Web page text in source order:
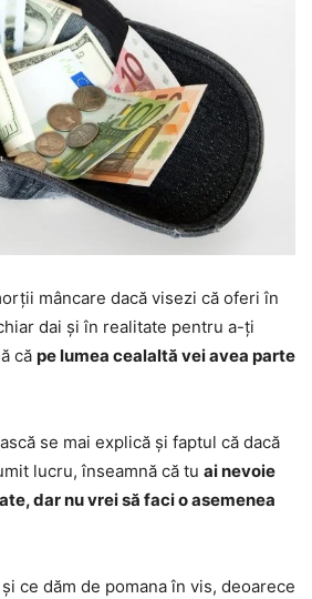
mâncare dacă visezi că oferi în
dai și în realitate pentru a-ți
că pe lumea cealaltă vei avea parte
se mai explică și faptul că dacă
lucru, înseamnă că tu ai nevoie
dar nu vrei să faci o asemenea
ce dăm de pomana în vis, deoarece